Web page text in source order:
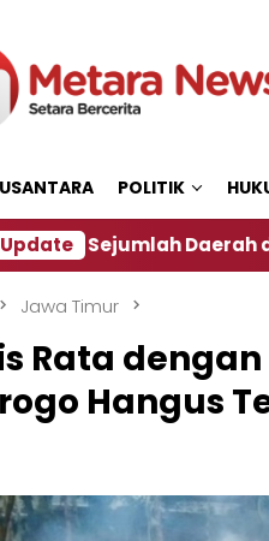
POLITIK
Daerah di Jember
Jawa Timur
Rata dengan
Hangus